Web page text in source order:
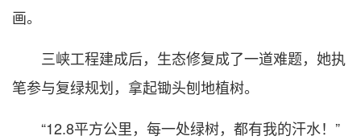
画。
三峡工程建成后，生态修复成了一道难题，她执
笔参与复绿规划，拿起锄头刨地植树。
“12.8平方公里，每一处绿树，都有我的汗水！”